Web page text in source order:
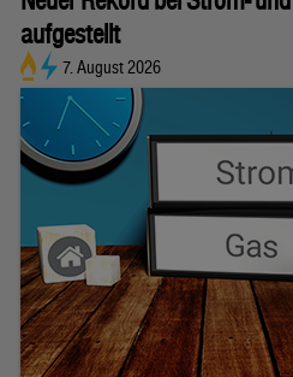
aufgestellt
7. August 2026